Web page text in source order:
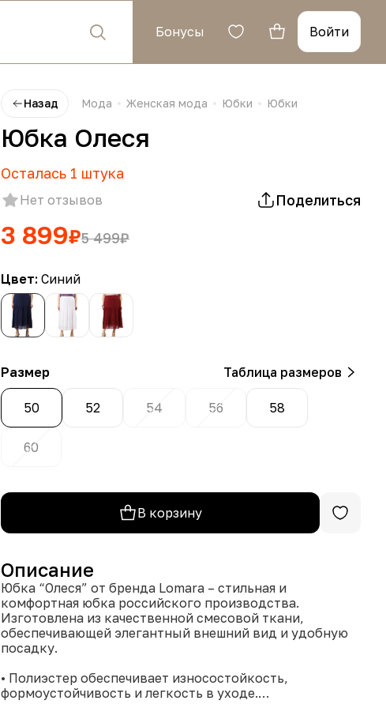
Бонусы Войти
Назад Мода Женская мода Юбки Юбки
Юбка Олеся
Осталась 1 штука
Нет отзывов Поделиться
3 899₽5 499₽
Цвет: Синий
Размер Таблица размеров
50 52 54 56 58
60
В корзину
Описание
Юбка “Олеся” от бренда Lomara – стильная и
комфортная юбка российского производства.
Изготовлена из качественной смесовой ткани,
обеспечивающей элегантный внешний вид и удобную
посадку.
• Полиэстер обеспечивает износостойкость,
формоустойчивость и легкость в уходе.